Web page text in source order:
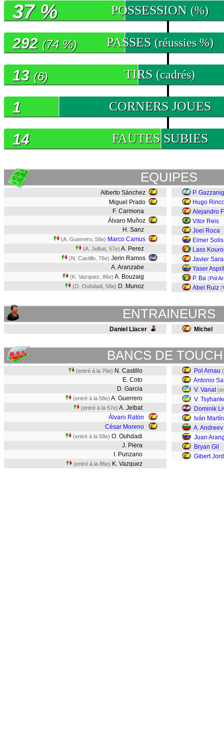
POSSESSION (%)
37 %
PASSES (réussies %)
292 (74 %)
TIRS (cadrés)
13 (6)
CORNERS JOUES
1
FAUTES SUBIES
14
EQUIPES
Alberto Sánchez
Miguel Prado
F. Carmona
Álvaro Muñoz
H. Sanz
(A. Guerrero, 58e) Marco Camus
(A. Jelbat, 57e) A. Perez
(N. Castillo, 76e) Jerin Ramos
A. Aranzabe
(K. Vazquez, 86e) A. Bouzaig
(O. Ouhdadi, 58e) D. Munoz
P.
Hugo
Alejandro
Vitor Reis
Joel Roca
Elmer
Lass
Javier
Yaser
P. Ba (Pol
Abel Ruiz (
ENTRAINEURS
Daniel Llacer Michel
BANCS DE
(entré à la 76e) N. Castillo
E. Coto
D. Garcia
(entré à la 58e) A. Guerrero
(entré à la 57e) A. Jelbat
Álvaro Ratón
César Moreno
(entré à la 58e) O. Ouhdadi
J. Piera
I. Punzano
(entré à la 86e) K. Vazquez
Pol Arnau
Antonio
V. Vanat
V.
Dominik
Iván Martín
A. Andreev
Juan
Bryan Gil
Gibert